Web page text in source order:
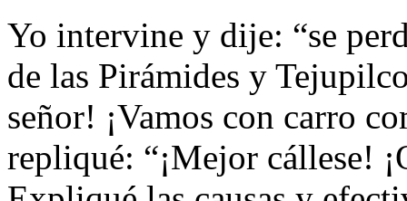
Yo intervine y dije: “se
de las Pirámides y
señor! ¡Vamos con carro
repliqué: “¡Mejor cállese!